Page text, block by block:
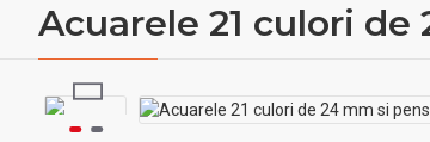
Acuarele 21 culori de